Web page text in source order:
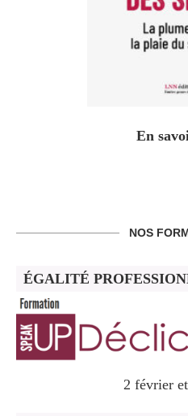
En
NOS
ÉGALITÉ
2 février